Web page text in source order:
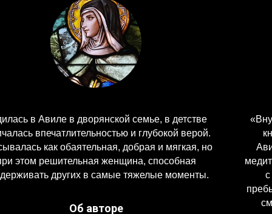
«Внутренний замок» (Las Moradas, 1577) — главная
книга испанской монахини-мистика св. Терезы
Авильской, описывающая путь души к Богу через
медитацию и молитву. Душа представляется как замок
с семью обителями (комнатами), где в центре
пребывает Бог. Проходя через них, человек достигает
смирения, самопознания и полного единения с